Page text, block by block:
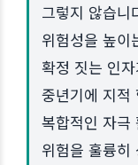
그렇지 않습니
위험성을 높
확정 짓는 인
중년기에 지적
복합적인 자극
위험을 훌륭히